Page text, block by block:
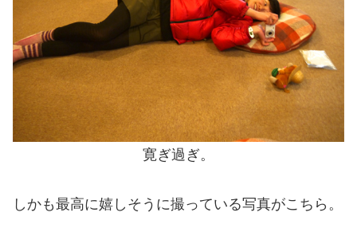
寛ぎ過ぎ。
しかも最高に嬉しそうに撮っている写真がこちら。